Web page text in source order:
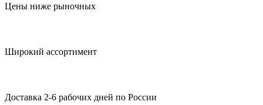
Цены ниже рыночных
Широкий ассортимент
Доставка 2-6 рабочих дней по России